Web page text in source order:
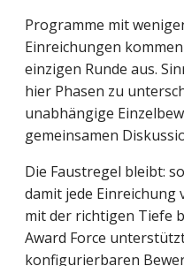
Programme mit
Einreichungen
einzigen Runde aus.
hier Phasen zu
unabhängige
gemeinsamen
Die Faustregel bleibt:
damit jede Einreichung
mit der richtigen Tiefe
Award Force
konfigurierbaren